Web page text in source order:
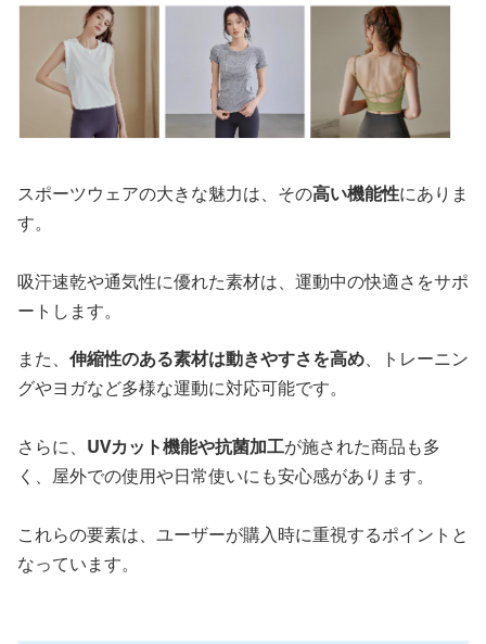
スポーツウェアの大きな魅力は、その高い機能性にありま
す。
吸汗速乾や通気性に優れた素材は、運動中の快適さをサポ
ートします。
また、 伸縮性のある素材は動きやすさを高め、トレーニン
グやヨガなど多様な運動に対応可能です。
さらに、 UVカット機能や抗菌加工が施された商品も多
く、屋外での使用や日常使いにも安心感があります。
これらの要素は、ユーザーが購入時に重視するポイントと
なっています。